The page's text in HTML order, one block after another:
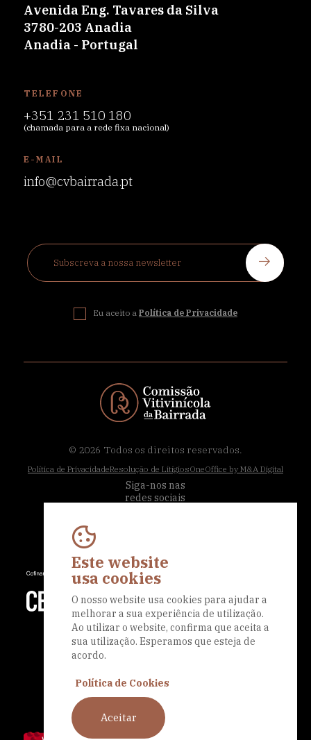
Avenida Eng. Tavares da Silva
3780-203 Anadia
Anadia - Portugal
TELEFONE
+351 231 510 180
(chamada para a rede fixa nacional)
E-MAIL
info@cvbairrada.pt
Eu aceito a Política de Privacidade
© 2026 Todos os direitos reservados.
Política de PrivacidadeResolução de LitígiosOneOffice by M&A Digital
Siga-nos nas
redes sociais
Este website
usa cookies
O nosso website usa cookies para ajudar a
melhorar a sua experiência de utilização.
Ao utilizar o website, confirma que aceita a
sua utilização. Esperamos que esteja de
acordo.
Política de Cookies
Aceitar